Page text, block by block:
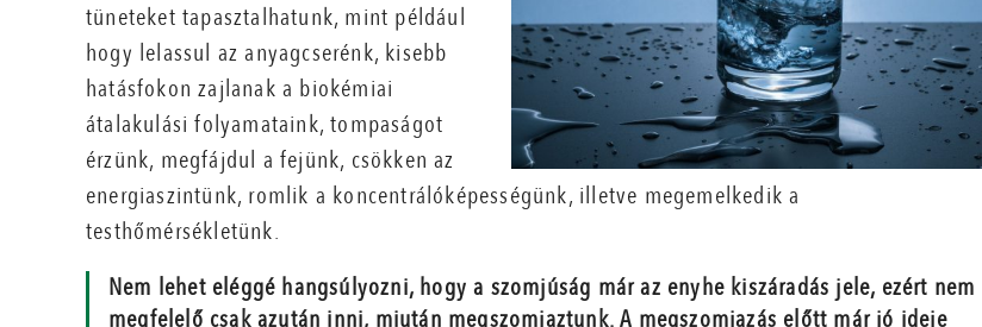
tüneteket tapasztalhatunk, mint például
hogy lelassul az anyagcserénk, kisebb
hatásfokon zajlanak a biokémiai
átalakulási folyamataink, tompaságot
érzünk, megfájdul a fejünk, csökken az
energiaszintünk, romlik a koncentrálóképességünk, illetve megemelkedik a
testhőmérsékletünk.
Nem lehet eléggé hangsúlyozni, hogy a szomjúság már az enyhe kiszáradás jele, ezért nem
megfelelő csak azután inni, miután megszomjaztunk. A megszomjazás előtt már jó ideje